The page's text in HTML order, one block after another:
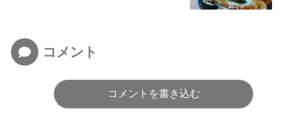
コメント
コメントを書き込む